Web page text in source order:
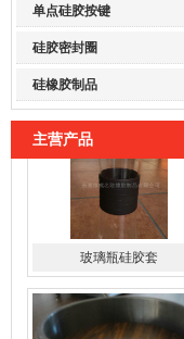
单点硅胶按键
硅胶密封圈
硅橡胶制品
主营产品
导热硅胶制品